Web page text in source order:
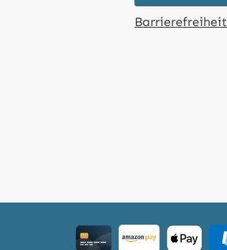
Barrierefreiheit